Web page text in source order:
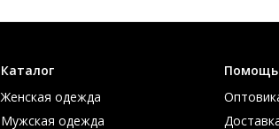
Каталог
Женская одежда
Мужская одежда
Помощь